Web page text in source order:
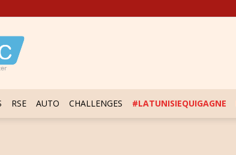
RSE AUTO CHALLENGES #LATUNISIEQUIGAGNE